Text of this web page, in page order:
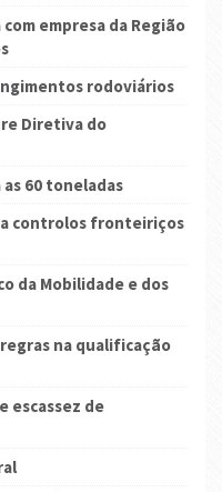
com empresa da Região
rodoviários
Diretiva do
60 toneladas
controlos fronteiriços
da Mobilidade e dos
na qualificação
escassez de